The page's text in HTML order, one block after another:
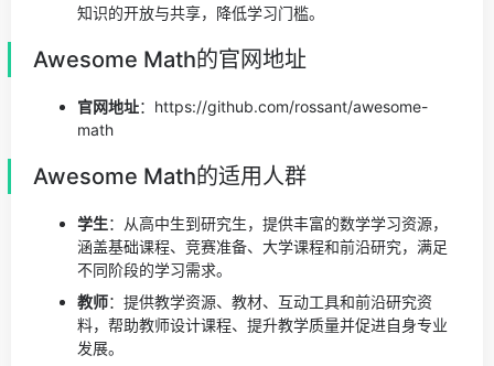
知识的开放与共享，降低学习门槛。
Awesome Math的官网地址
官网地址：https://github.com/rossant/awesome-
math
Awesome Math的适用人群
学生：从高中生到研究生，提供丰富的数学学习资源，
涵盖基础课程、竞赛准备、大学课程和前沿研究，满足
不同阶段的学习需求。
教师：提供教学资源、教材、互动工具和前沿研究资
料，帮助教师设计课程、提升教学质量并促进自身专业
发展。